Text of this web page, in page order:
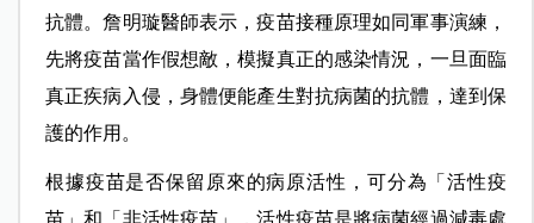
抗體。詹明璇醫師表示，疫苗接種原理如同軍事演練，
先將疫苗當作假想敵，模擬真正的感染情況，一旦面臨
真正疾病入侵，身體便能產生對抗病菌的抗體，達到保
護的作用。
根據疫苗是否保留原來的病原活性，可分為「活性疫